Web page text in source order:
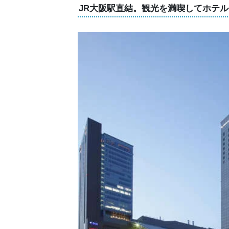
JR大阪駅直結。観光を満喫してホテ